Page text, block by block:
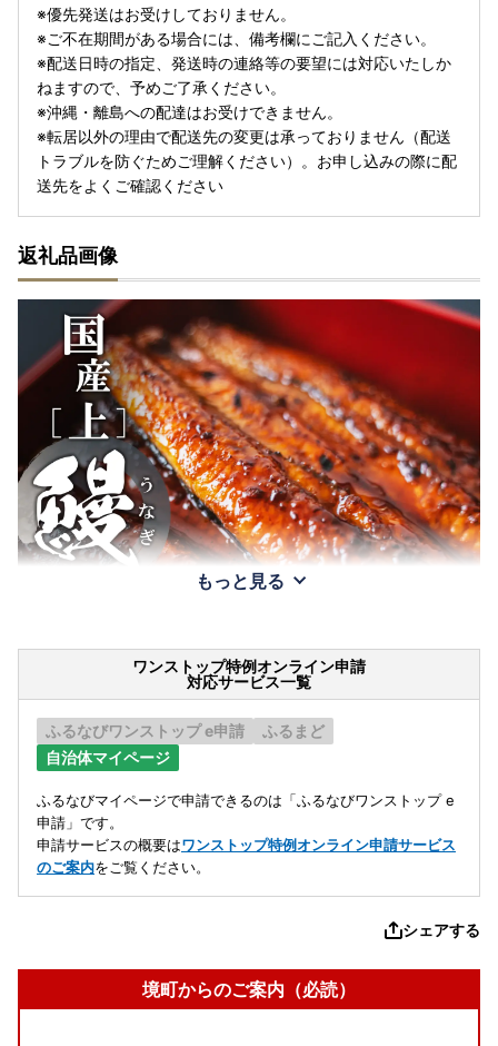
※優先発送はお受けしておりません。
※ご不在期間がある場合には、備考欄にご記入ください。
※配送日時の指定、発送時の連絡等の要望には対応いたしか
ねますので、予めご了承ください。
※沖縄・離島への配達はお受けできません。
※転居以外の理由で配送先の変更は承っておりません（配送
トラブルを防ぐためご理解ください）。お申し込みの際に配
送先をよくご確認ください
返礼品画像
もっと見る
ワンストップ特例オンライン申請
対応サービス一覧
ふるなびワンストップ e申請
ふるまど
自治体マイページ
ふるなびマイページで申請できるのは「ふるなびワンストップ e
申請」です。
申請サービスの概要はワンストップ特例オンライン申請サービス
のご案内をご覧ください。
シェアする
境町からのご案内（必読）